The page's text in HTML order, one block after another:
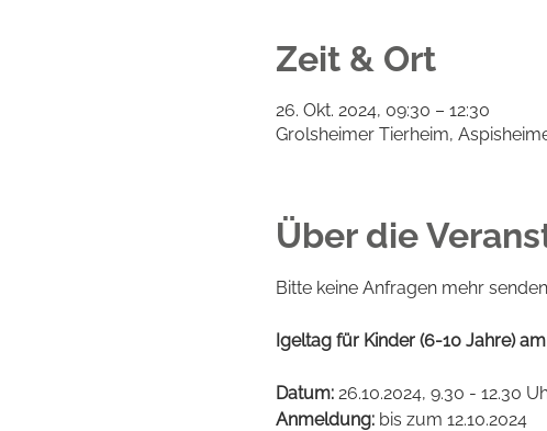
Zeit & Ort
26. Okt. 2024, 09:30 – 12:30
Grolsheimer Tierheim,
Über die
Bitte keine Anfragen mehr
Igeltag für Kinder (6-10 Jahre) am
Datum: 26.10.2024, 9.30 - 12.30
Anmeldung: bis zum 12.10.2024